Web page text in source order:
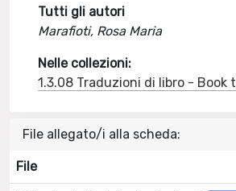
Tutti gli autori
Marafioti, Rosa Maria
Nelle collezioni:
1.3.08 Traduzioni di libro - Book
File allegato/i alla scheda:
File